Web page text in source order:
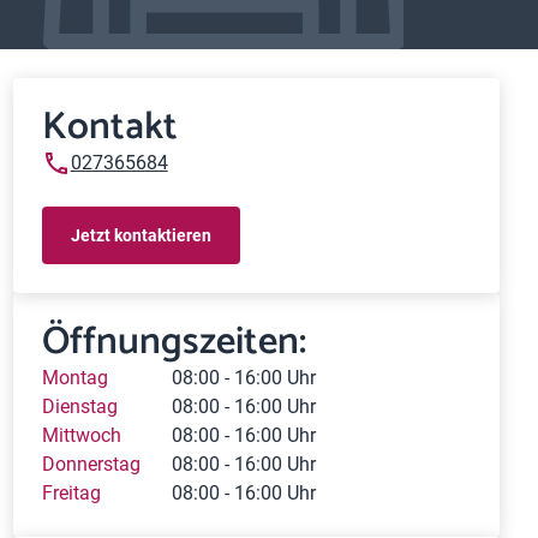
Kontakt
027365684
Jetzt kontaktieren
Öffnungszeiten:
Montag
08:00 - 16:00 Uhr
Dienstag
08:00 - 16:00 Uhr
Mittwoch
08:00 - 16:00 Uhr
Donnerstag
08:00 - 16:00 Uhr
Freitag
08:00 - 16:00 Uhr